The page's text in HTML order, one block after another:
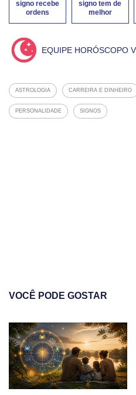
signo recebe
ordens
signo tem de
melhor
EQUIPE HORÓSCOPO
ASTROLOGIA CARREIRA E DINHEIRO
PERSONALIDADE SIGNOS
VOCÊ PODE GOSTAR